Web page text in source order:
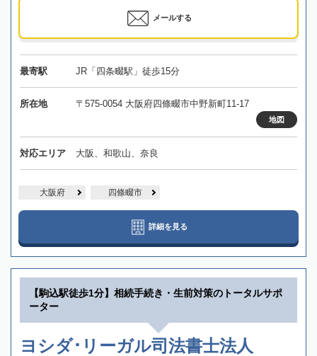
メールする
最寄駅 JR「四条畷駅」徒歩15分
所在地 〒575-0054 大阪府四條畷市中野新町11-17
地図
対応エリア 大阪、和歌山、奈良
大阪府 四條畷市
詳細を見る
【駒込駅徒歩1分】相続手続き・生前対策のトータルサポ
ーター
ヨシダ･リーガル司法書士法人